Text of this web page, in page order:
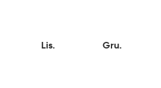
Lis. Gru.